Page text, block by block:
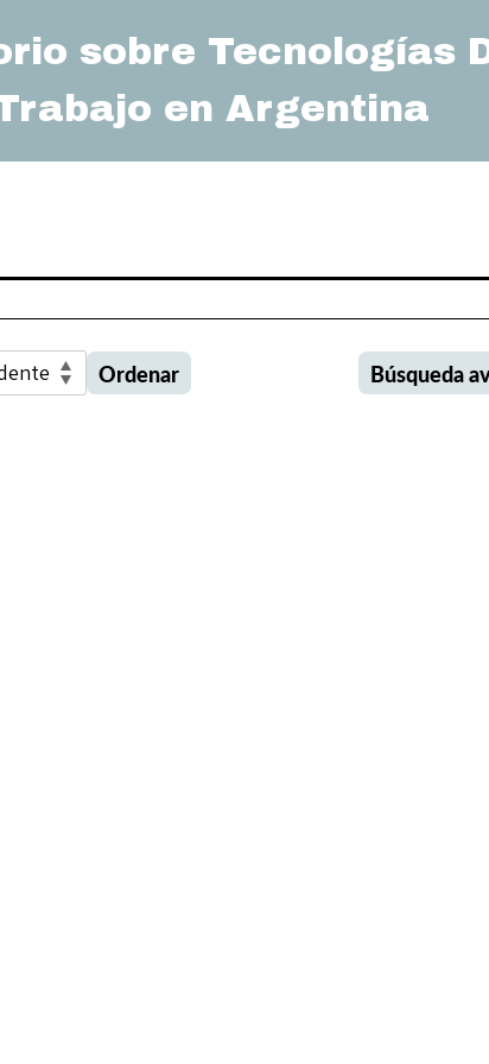
sobre Tecnologías
en Argentina
Búsqueda
Ordenar